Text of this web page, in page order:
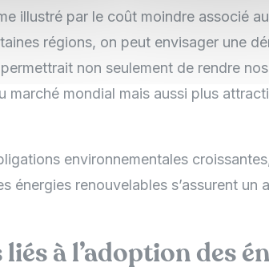
illustré par le coût moindre associé
régions, on peut envisager une
non seulement de rendre
marché mondial mais aussi plus
environnementales
énergies renouvelables s’assurent un
à l’adoption des